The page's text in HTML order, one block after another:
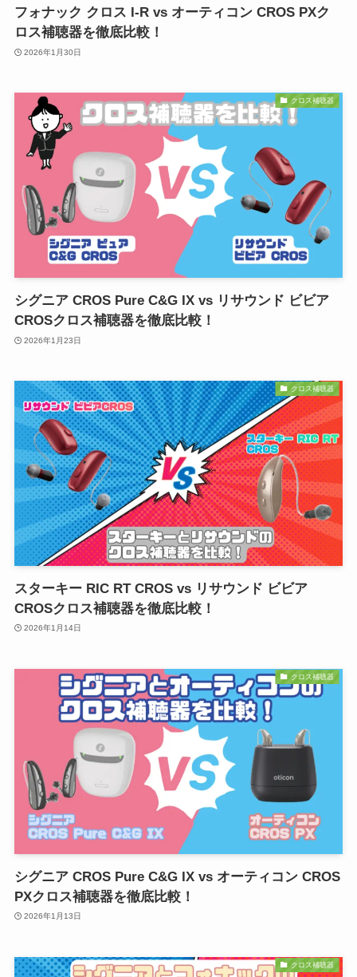
フォナック クロス I-R vs オーティコン CROS PXク
ロス補聴器を徹底比較！
2026年1月30日
クロス補聴器
シグニア CROS Pure C&G IX vs リサウンド ビビア
CROSクロス補聴器を徹底比較！
2026年1月23日
クロス補聴器
スターキー RIC RT CROS vs リサウンド ビビア
CROSクロス補聴器を徹底比較！
2026年1月14日
クロス補聴器
シグニア CROS Pure C&G IX vs オーティコン CROS
PXクロス補聴器を徹底比較！
2026年1月13日
クロス補聴器